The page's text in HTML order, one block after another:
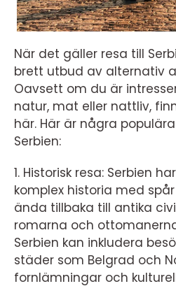
När det gäller resa till
brett utbud av alternativ
Oavsett om du är
natur, mat eller nattliv,
här. Här är några
Serbien:
1. Historisk resa: Serbien
komplex historia med
ända tillbaka till antika
romarna och
Serbien kan inkludera
städer som Belgrad och
fornlämningar och